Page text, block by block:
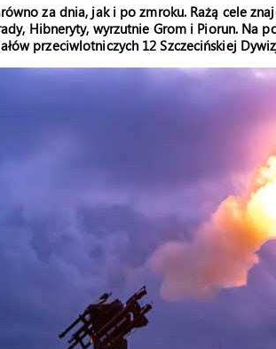
za dnia, jak i po zmroku. Rażą cele
Hibneryty, wyrzutnie Grom i Piorun. Na
przeciwlotniczych 12 Szczecińskiej